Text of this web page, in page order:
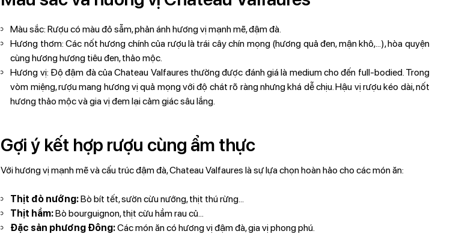
Màu sắc: Rượu có màu đỏ sẫm, phản ánh hương vị mạnh mẽ, đậm đà.
Hương thơm: Các nốt hương chính của rượu là trái cây chín mọng (hương quả đen, mận khô,...), hòa quyện
cùng hương hương tiêu đen, thảo mộc.
Hương vị: Độ đậm đà của Chateau Valfaures thường được đánh giá là medium cho đến full-bodied. Trong
vòm miệng, rượu mang hương vị quả mọng với độ chát rõ ràng nhưng khá dễ chịu. Hậu vị rượu kéo dài, nốt
hương thảo mộc và gia vị đem lại cảm giác sâu lắng.
Gợi ý kết hợp rượu cùng ẩm thực
Với hương vị mạnh mẽ và cấu trúc đậm đà, Chateau Valfaures là sự lựa chọn hoàn hảo cho các món ăn:
Thịt đỏ nướng:Bò bít tết, sườn cừu nướng, thịt thú rừng...
Thịt hầm:Bò bourguignon, thịt cừu hầm rau củ...
Đặc sản phương Đông:Các món ăn có hương vị đậm đà, gia vị phong phú.